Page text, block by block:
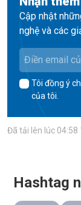
Cập nhật
nghệ và các
Tôi đồng ý
của tôi.
Đã tải lên lúc
Hashtag